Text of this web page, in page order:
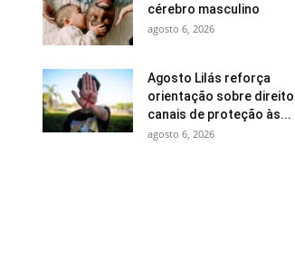
cérebro masculino
agosto 6, 2026
Agosto Lilás reforça
orientação sobre
canais de proteção às...
agosto 6, 2026